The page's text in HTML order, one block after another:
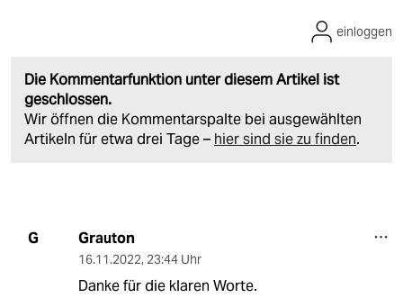
Die Kommentarfunktion unter diesem Artikel ist
geschlossen.
Wir öffnen die Kommentarspalte bei ausgewählten
Artikeln für etwa drei Tage – hier sind sie zu finden.
einloggen
G Grauton
16.11.2022, 23:44 Uhr
Danke für die klaren Worte.